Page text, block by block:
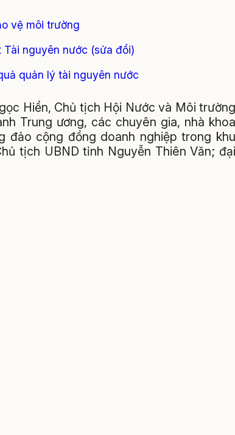
vệ môi trường
Tài nguyên nước (sửa đổi)
quản lý tài nguyên nước
Hiển, Chủ tịch Hội Nước và Môi trường
Trung ương, các chuyên gia, nhà khoa
đảo cộng đồng doanh nghiệp trong khu
tịch UBND tỉnh Nguyễn Thiên Văn; đại